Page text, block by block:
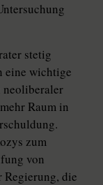
stetig
eine wichtige
neoliberaler
Raum in
zum
von
Regierung, die